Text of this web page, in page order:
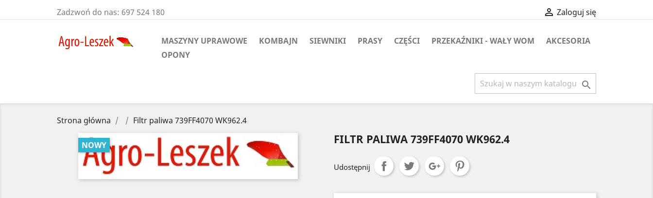
Zadzwoń do nas: 697 524 180  Zaloguj się
MASZYNY UPRAWOWE KOMBAJN SIEWNIKI PRASY CZĘŚCI PRZEKAŹNIKI - WAŁY WOM
AKCESORIA
OPONY

Strona główna Filtr paliwa 739FF4070 WK962.4
NOWY FILTR PALIWA 739FF4070 WK962.4
Udostępnij